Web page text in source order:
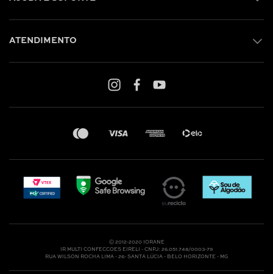
ATENDIMENTO
Whatsapp: (31) 97219-6604
Nossas Lojas
Ⓒ 2012-2020 IORANE
IR MULTI CONFECCOES EIRELI - CNPJ: 26.051.748/0003-79
RUA WILSON ROCHA LIMA - 26- SANTA LÚCIA - BELO HORIZONTE - MG